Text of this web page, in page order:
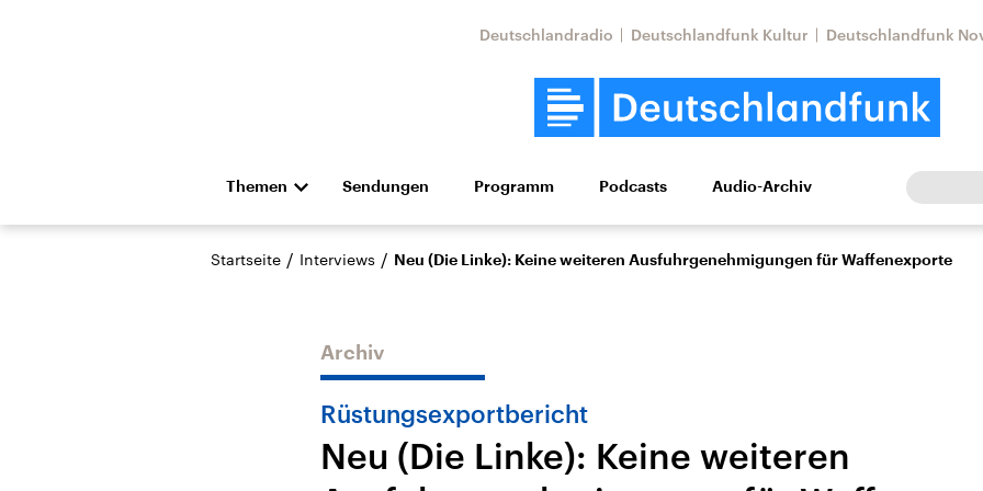
Deutschlandradio Deutschlandfunk Kultur Deutschlandfunk
Themen
Die Nachrichten Politik Wirtschaft Wissen Kultur Europa
Hörspiel und Feature Musik
Landtagswahl Sachsen-
USA
Aktuelle Beiträge,
Nahostkonflikt
Iran
Sendungen Programm Podcasts Audio-Archiv
Startseite / Interviews / Neu (Die Linke): Keine weiteren Ausfuhrgenehmigungen für Waffenexporte
Archiv
Rüstungsexportbericht
Neu (Die Linke): Keine weiteren